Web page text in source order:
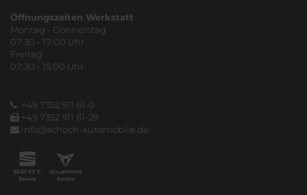
Öffnungszeiten Werkstatt
Montag - Donnerstag
07:30 - 17:00 Uhr
Freitag
07:30 - 15:00 Uhr
+49 7352 911 61-0
+49 7352 911 61-29
info@schoch-automobile.de